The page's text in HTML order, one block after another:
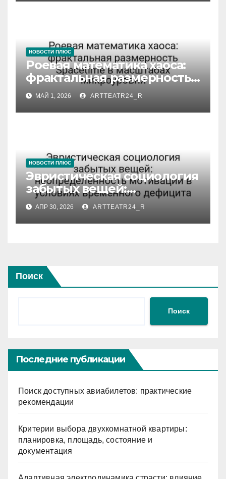
НОВОСТИ ПЛЮС
Роевая математика хаоса:
фрактальная размерность
Spacetime в масштабах
микроуровня
МАЙ 1, 2026 ARTTEATR24_R
НОВОСТИ ПЛЮС
Эвристическая социология
забытых вещей:
неопределённость
мотивации в условиях
временного дефицита
АПР 30, 2026 ARTTEATR24_R
Поиск
Поиск
Последние публикации
Поиск доступных авиабилетов: практические
рекомендации
Критерии выбора двухкомнатной квартиры:
планировка, площадь, состояние и
документация